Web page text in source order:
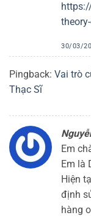
30/03/
Pingback: Vai trò
Thạc Sĩ
Em
Em là
Hiện
định
hàng